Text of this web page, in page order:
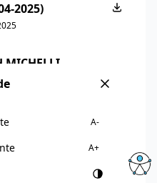
2025)
MICHELLI
- BA (22-04-
A-
A+